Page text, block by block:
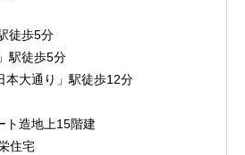
徒歩5分
駅徒歩5分
本大通り」駅徒歩12分
ト造地上15階建
住宅